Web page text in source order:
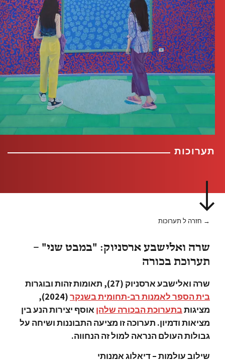
תערוכות
→ חזרה ל תערוכות
שרה ואלישבע ארסניוק: "במבט שני" –
תערוכת בכורה
שרה ואלישבע ארסניוק (27), תאומות זהות ובוגרות
בית הספר לאמנות רב-תחומית בשנקר
(2024),
מציגותבתערוכת הבכורה שלהן אוסף יצירות הנע בין
מציאות ודמיון. תערוכה זו מציעה התבוננות ושיחה על
גבולות העולם הנראה למול זה הנחווה.
שילוב עולמות – דיאלוג אמנותי